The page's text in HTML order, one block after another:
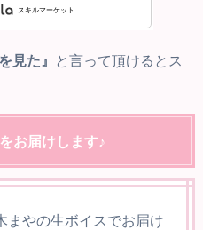
見た』
と言って頂けるとス
お届けします♪
まやの生ボイスでお届け